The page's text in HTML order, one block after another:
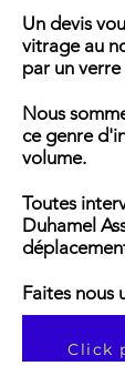
Un devis
vitrage au
par un
Nous
ce genre
volume.
Toutes
Duhamel
Faites nous
Click